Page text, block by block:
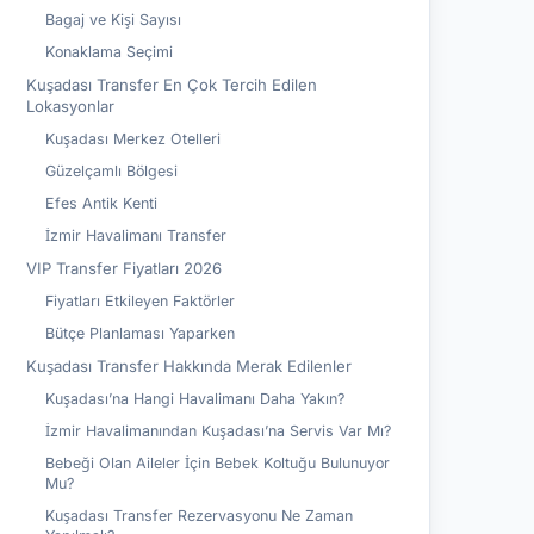
Bagaj ve Kişi Sayısı
Konaklama Seçimi
Kuşadası Transfer En Çok Tercih Edilen
Lokasyonlar
Kuşadası Merkez Otelleri
Güzelçamlı Bölgesi
Efes Antik Kenti
İzmir Havalimanı Transfer
VIP Transfer Fiyatları 2026
Fiyatları Etkileyen Faktörler
Bütçe Planlaması Yaparken
Kuşadası Transfer Hakkında Merak Edilenler
Kuşadası’na Hangi Havalimanı Daha Yakın?
İzmir Havalimanından Kuşadası’na Servis Var Mı?
Bebeği Olan Aileler İçin Bebek Koltuğu Bulunuyor
Mu?
Kuşadası Transfer Rezervasyonu Ne Zaman